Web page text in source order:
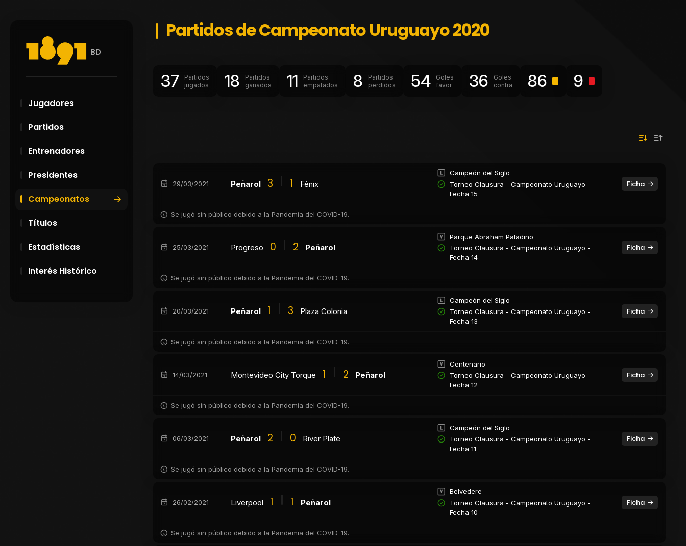
BD
Jugadores
Partidos
Entrenadores
Presidentes
Campeonatos
Títulos
Estadísticas
Interés Histórico
Partidos de Campeonato Uruguayo 2020
37
Partidos
jugados
18
Partidos
ganados
11
Partidos
empatados
8
Partidos
perdidos
54
Goles
favor
36
Goles
contra
86 9
29/03/2021 Peñarol 3 1 Fénix
Campeón del Siglo
Torneo Clausura - Campeonato Uruguayo -
Fecha 15
Ficha
Se jugó sin público debido a la Pandemia del COVID-19.
25/03/2021 Progreso 0 2 Peñarol
Parque Abraham Paladino
Torneo Clausura - Campeonato Uruguayo -
Fecha 14
Ficha
Se jugó sin público debido a la Pandemia del COVID-19.
20/03/2021 Peñarol 1 3 Plaza Colonia
Campeón del Siglo
Torneo Clausura - Campeonato Uruguayo -
Fecha 13
Ficha
Se jugó sin público debido a la Pandemia del COVID-19.
14/03/2021 Montevideo City Torque 1 2 Peñarol
Centenario
Torneo Clausura - Campeonato Uruguayo -
Fecha 12
Ficha
Se jugó sin público debido a la Pandemia del COVID-19.
06/03/2021 Peñarol 2 0 River Plate
Campeón del Siglo
Torneo Clausura - Campeonato Uruguayo -
Fecha 11
Ficha
Se jugó sin público debido a la Pandemia del COVID-19.
26/02/2021 Liverpool 1 1 Peñarol
Belvedere
Torneo Clausura - Campeonato Uruguayo -
Fecha 10
Ficha
Se jugó sin público debido a la Pandemia del COVID-19.